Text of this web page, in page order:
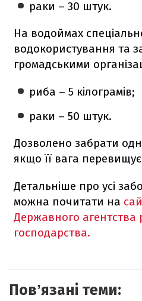
раки – 30 штук.
На водоймах
водокористування та
громадськими
риба – 5 кілограмів;
раки – 50 штук.
Дозволено забрати
якщо її вага
Детальніше про усі
можна почитати на
Державного агентства
господарства.
Повʼязані теми: